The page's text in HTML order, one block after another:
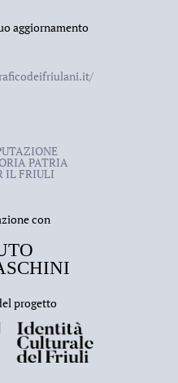
aggiornamento
PATRIA
IL FRIULI
con
progetto